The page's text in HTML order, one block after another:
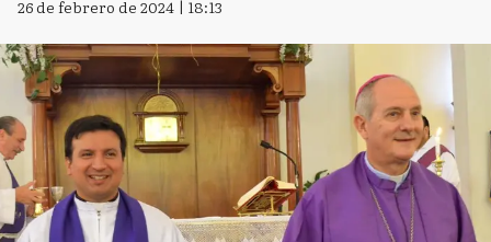
26 de febrero de 2024 | 18:13